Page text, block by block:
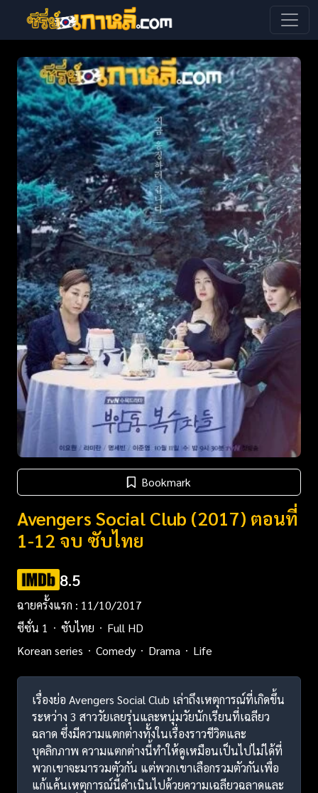
Bookmark
Avengers Social Club (2017) ตอนที่
1-12 จบ ซับไทย
8.5
ฉายครั้งแรก : 11/10/2017
ซีซั่น 1
ซับไทย
Full HD
Korean series
Comedy Drama Life
เรื่องย่อ Avengers Social Club เล่าถึงเหตุการณ์ที่เกิดขึ้น
ระหว่าง 3 สาววัยเลยรุ่นและหนุ่มวัยนักเรียนที่เฉลียว
ฉลาด ซึ่งมีความแตกต่างทั้งในเรื่องราวชีวิตและ
บุคลิกภาพ ความแตกต่างนี้ทำให้ดูเหมือนเป็นไปไม่ได้ที่
พวกเขาจะมารวมตัวกัน แต่พวกเขาเลือกรวมตัวกันเพื่อ
แก้แค้นเหตุการณ์นี้ดำเนินไปด้วยความเฉลียวฉลาดและ